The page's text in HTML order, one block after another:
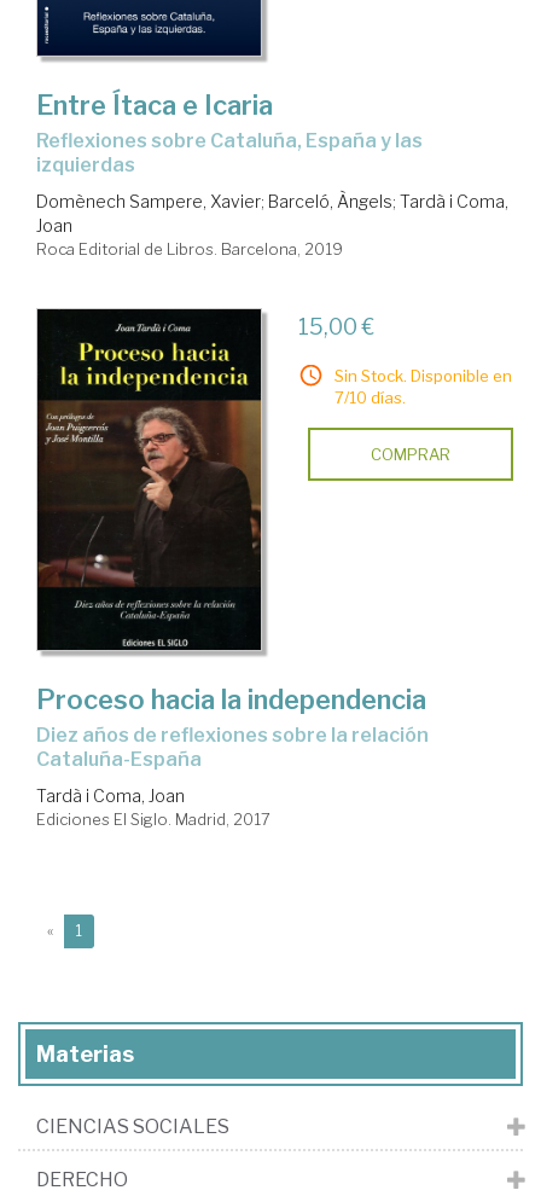
Entre Ítaca e Icaria
reflexiones sobre Cataluña, España y las
izquierdas
Domènech Sampere, Xavier; Barceló, Àngels; Tardà i Coma,
Joan
Roca Editorial de Libros. Barcelona, 2019
15,00 €
Sin Stock. Disponible en
7/10 días.
COMPRAR
Proceso hacia la independencia
diez años de reflexiones sobre la relación
Cataluña-España
Tardà i Coma, Joan
Ediciones El Siglo. Madrid, 2017
« 1
Materias
CIENCIAS SOCIALES
DERECHO